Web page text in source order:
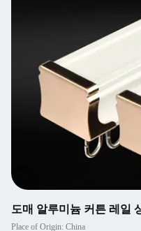
도매 알루미늄 커튼 레일
Place of Origin: China